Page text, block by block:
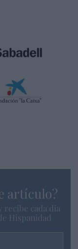
artículo?
cada dia
Hispanidad